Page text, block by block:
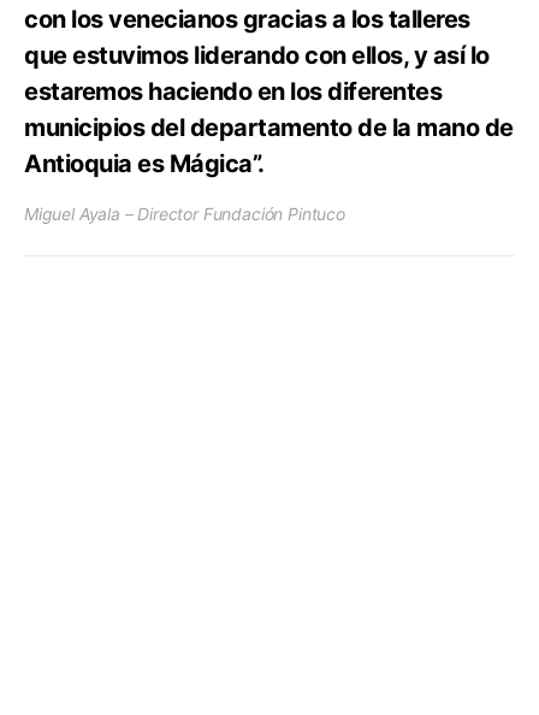
con los venecianos gracias a los talleres
que estuvimos liderando con ellos, y así lo
estaremos haciendo en los diferentes
municipios del departamento de la mano de
Antioquia es Mágica”.
Miguel Ayala – Director Fundación Pintuco